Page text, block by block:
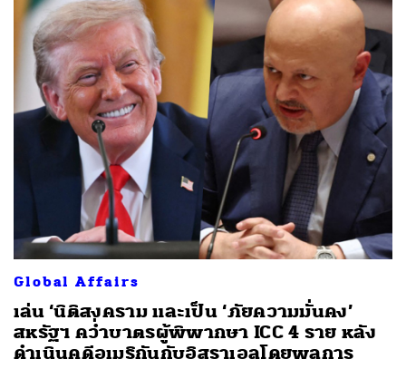
Global Affairs
เล่น ‘นิติสงคราม และเป็น ‘ภัยความมั่นคง’
สหรัฐฯ คว่ำบาตรผู้พิพากษา ICC 4 ราย หลัง
ดำเนินคดีอเมริกันกับอิสราเอลโดยพลการ